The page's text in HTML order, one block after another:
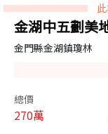
金湖中五劃美
金門縣金湖鎮瓊林
總價
270萬